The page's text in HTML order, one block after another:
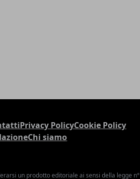
Privacy PolicyCookie Policy
Chi siamo
un prodotto editoriale ai sensi della legge n°